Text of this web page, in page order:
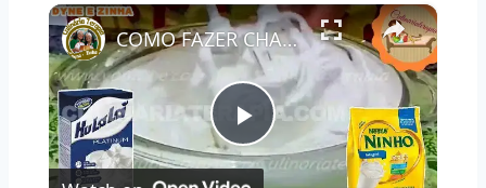
Play Unmute Fullscreen ×
Play
COMO FAZER CHANTININHO PERFEITO E DELICIOSO PARA QUALQUER COBERTURA DE BOLOS RECHEIOS SOBREMESAS